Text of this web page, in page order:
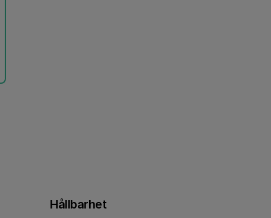
Hållbarhet